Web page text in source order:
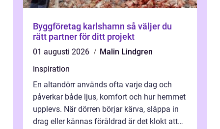
Byggföretag karlshamn så väljer du
rätt partner för ditt projekt
01 augusti 2026
Malin Lindgren
inspiration
En altandörr används ofta varje dag och
påverkar både ljus, komfort och hur hemmet
upplevs. När dörren börjar kärva, släppa in
drag eller kännas föråldrad är det klokt att